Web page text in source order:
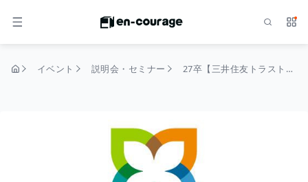
メニュー サ
イベント 説明会・セミナー 27卒【三井住友トラスト・パナソニックファイナンス】プレエントリー受付中！